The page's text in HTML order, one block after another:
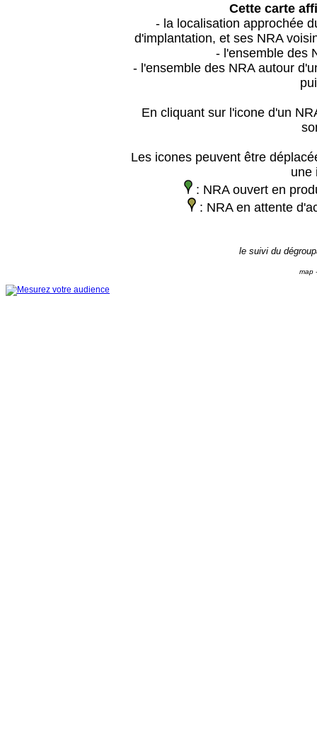
Cette carte
- la localisation approchée
d'implantation, et ses NRA
- l'ensemble des
- l'ensemble des NRA autour
En cliquant sur l'icone d'un
Les icones peuvent être
une
: NRA ouvert en
: NRA en attente
le suivi du
map